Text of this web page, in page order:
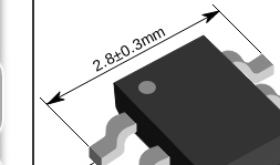
2.8±0.3mm